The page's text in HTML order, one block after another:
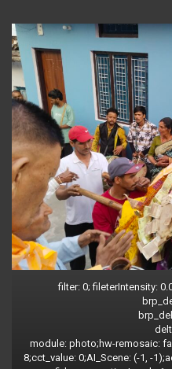
filter: 0; fileterIntensity:
module: photo;hw-remosaic:
8;cct_value: 0;AI_Scene: (-1, -